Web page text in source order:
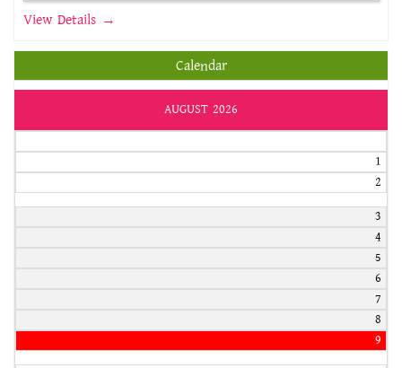
View Details →
Calendar
AUGUST 2026
1
2
3
4
5
6
7
8
9